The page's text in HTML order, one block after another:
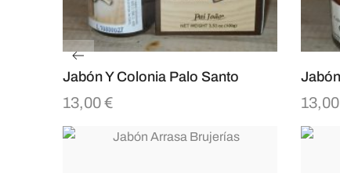
Jabón Y Colonia Palo Santo
13,00€ 13,00